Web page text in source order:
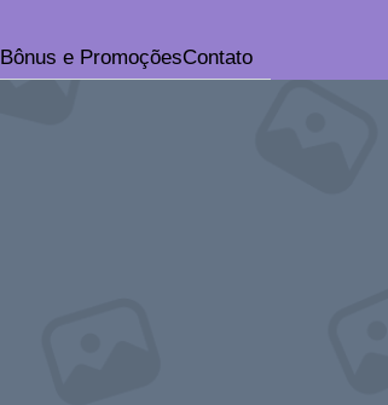
Bônus e PromoçõesContato